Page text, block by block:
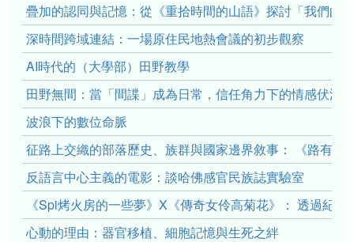
疊加的認同與記憶：從《重拾時間的山語》探討「我們的
深時間跨域連結：一場原住民地熱會議的初步觀察
AI時代的（大學部）田野教學
田野無間：當「間諜」成為日常，信任角力下的情感伏流
波浪下的數位命脈
征路上交織的部落歷史、族群與國家邊界敘事： 《路有
反語言中心主義的電影：談哈佛感官民族誌實驗室
《Spi烤火房的一些夢》X《傳奇女伶高菊花》： 透過紀
心動的理由：器官移植、細胞記憶與生死之絆